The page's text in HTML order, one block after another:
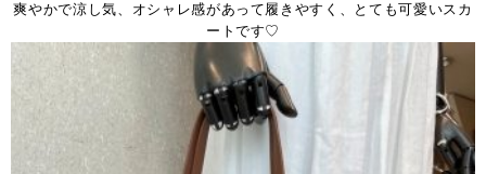
爽やかで涼し気、オシャレ感があって履きやすく、とても可愛いスカ
ートです♡